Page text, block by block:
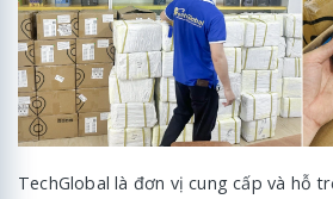
TechGlobal là đơn vị cung cấp và hỗ